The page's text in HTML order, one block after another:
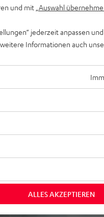
Newsletter
Finde deinen
Erhalte bis zu
und mit „Auswahl
jederzeit anpassen
Informationen auch
ALLES AKZEPTIEREN